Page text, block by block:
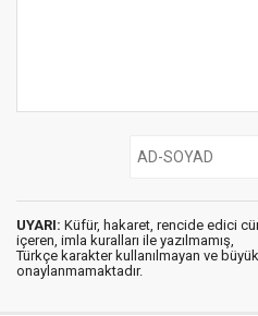
UYARI: Küfür, hakaret, rencide edici
içeren, imla kuralları ile yazılmamış,
Türkçe karakter kullanılmayan ve
onaylanmamaktadır.